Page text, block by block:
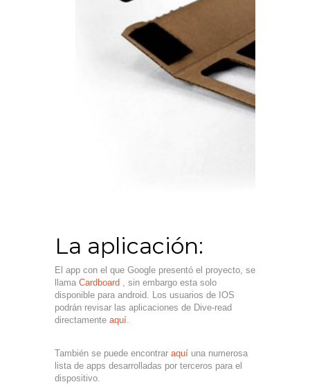
La aplicación:
El app con el que Google presentó el proyecto, se
llama Cardboard , sin embargo esta solo
disponible para android. Los usuarios de IOS
podrán revisar las aplicaciones de Dive-read
directamente aquí.
También se puede encontrar aquí una numerosa
lista de apps desarrolladas por terceros para el
dispositivo.